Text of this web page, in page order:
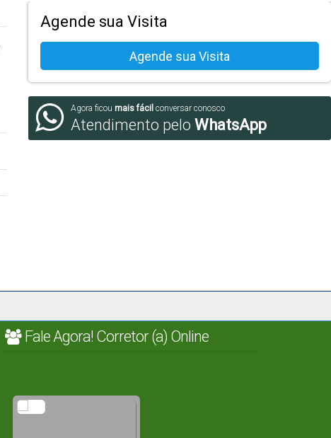
Agende sua Visita
Agora ficou mais fácil conversar conosco
Atendimento pelo WhatsApp
Fale Agora! Corretor (a) Online